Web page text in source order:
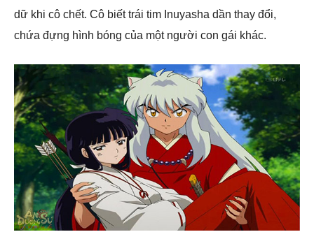
dữ khi cô chết. Cô biết trái tim Inuyasha dần thay đổi,
chứa đựng hình bóng của một người con gái khác.